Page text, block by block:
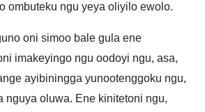
ombuteku ngu yeya oliyilo ewolo.
oni simoo bale gula ene
imakeyingo ngu oodoyi ngu, asa,
ayibiningga yunootenggoku ngu,
nguya oluwa. Ene kinitetoni ngu,